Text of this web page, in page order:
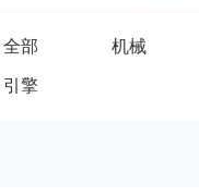
全部 机械
引擎